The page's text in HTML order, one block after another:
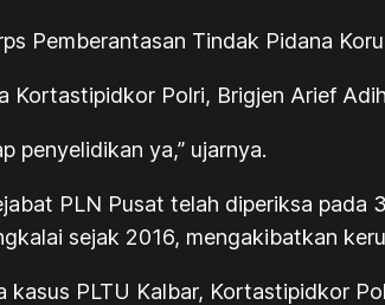
Pemberantasan Tindak Pidana
Kortastipidkor Polri, Brigjen Arief
penyelidikan ya,” ujarnya.
PLN Pusat telah diperiksa
sejak 2016, mengakibatkan
kasus PLTU Kalbar, Kortastipidkor